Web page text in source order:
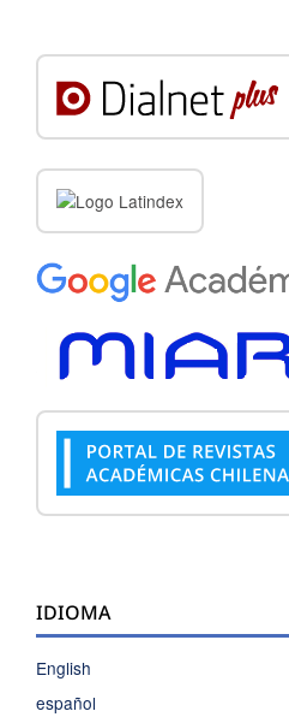
IDIOMA
English
español